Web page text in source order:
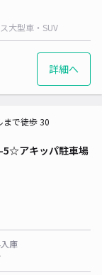
大型車・SUV
詳細へ
5☆アキッパ駐車場
で徒歩 30
庫